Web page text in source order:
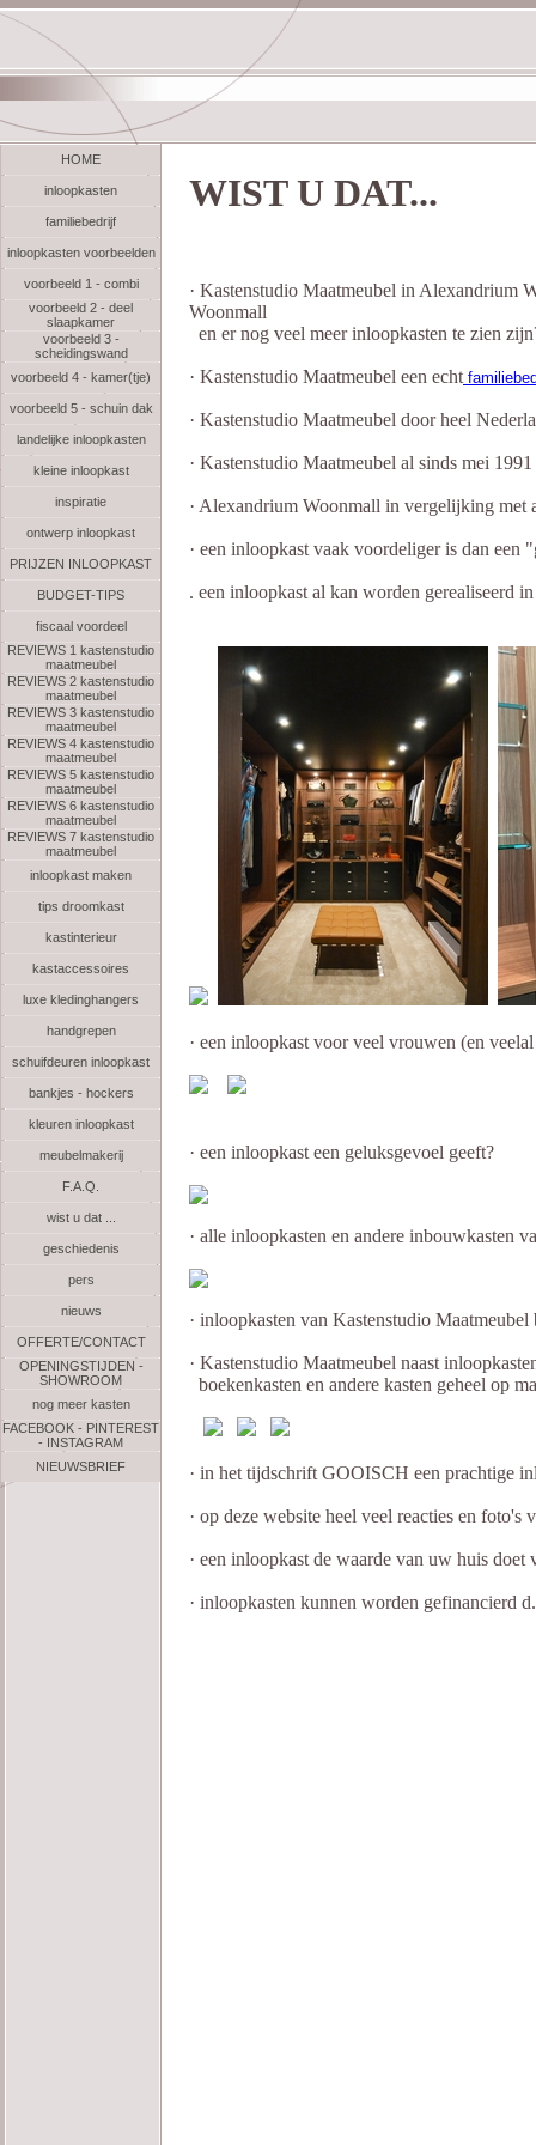
HOME
inloopkasten
familiebedrijf
inloopkasten voorbeelden
voorbeeld 1 - combi
voorbeeld 2 - deel
slaapkamer
voorbeeld 3 -
scheidingswand
voorbeeld 4 - kamer(tje)
voorbeeld 5 - schuin dak
landelijke inloopkasten
kleine inloopkast
inspiratie
ontwerp inloopkast
PRIJZEN INLOOPKAST
BUDGET-TIPS
fiscaal voordeel
REVIEWS 1 kastenstudio
maatmeubel
REVIEWS 2 kastenstudio
maatmeubel
REVIEWS 3 kastenstudio
maatmeubel
REVIEWS 4 kastenstudio
maatmeubel
REVIEWS 5 kastenstudio
maatmeubel
REVIEWS 6 kastenstudio
maatmeubel
REVIEWS 7 kastenstudio
maatmeubel
inloopkast maken
tips droomkast
kastinterieur
kastaccessoires
luxe kledinghangers
handgrepen
schuifdeuren inloopkast
bankjes - hockers
kleuren inloopkast
meubelmakerij
F.A.Q.
wist u dat ...
geschiedenis
pers
nieuws
OFFERTE/CONTACT
OPENINGSTIJDEN -
SHOWROOM
nog meer kasten
FACEBOOK - PINTEREST
- INSTAGRAM
NIEUWSBRIEF
WIST U DAT...
· Kastenstudio Maatmeubel in Alexandrium
Woonmall
en er nog veel meer inloopkasten te zien
· Kastenstudio Maatmeubel een echt
· Kastenstudio Maatmeubel door heel
· Kastenstudio Maatmeubel al sinds mei 1991
· Alexandrium Woonmall in vergelijking met
· een inloopkast vaak voordeliger is dan een
. een inloopkast al kan worden gerealiseerd
· een inloopkast voor veel vrouwen (en
· een inloopkast een geluksgevoel geeft?
· alle inloopkasten en andere inbouwkasten
· inloopkasten van Kastenstudio
· Kastenstudio Maatmeubel naast
boekenkasten en andere kasten geheel op
· in het tijdschrift GOOISCH een prachtige
· op deze website heel veel reacties en foto's
· een inloopkast de waarde van uw huis doet
· inloopkasten kunnen worden gefinancierd